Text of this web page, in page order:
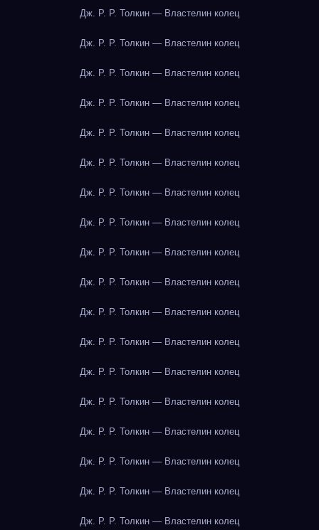
Дж. Р. Р. Толкин — Властелин колец
Дж. Р. Р. Толкин — Властелин колец
Дж. Р. Р. Толкин — Властелин колец
Дж. Р. Р. Толкин — Властелин колец
Дж. Р. Р. Толкин — Властелин колец
Дж. Р. Р. Толкин — Властелин колец
Дж. Р. Р. Толкин — Властелин колец
Дж. Р. Р. Толкин — Властелин колец
Дж. Р. Р. Толкин — Властелин колец
Дж. Р. Р. Толкин — Властелин колец
Дж. Р. Р. Толкин — Властелин колец
Дж. Р. Р. Толкин — Властелин колец
Дж. Р. Р. Толкин — Властелин колец
Дж. Р. Р. Толкин — Властелин колец
Дж. Р. Р. Толкин — Властелин колец
Дж. Р. Р. Толкин — Властелин колец
Дж. Р. Р. Толкин — Властелин колец
Дж. Р. Р. Толкин — Властелин колец